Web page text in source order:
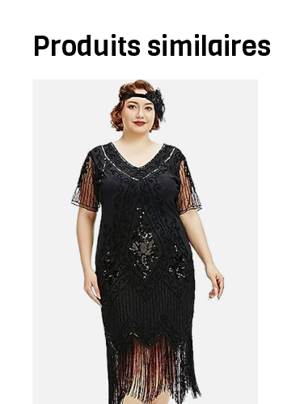
Produits similaires